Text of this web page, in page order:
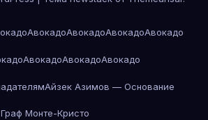
АвокадоАвокадоАвокадоАвокадо
АвокадоАвокадоАвокадо
Айзек Азимов — Основание
Монте-Кристо